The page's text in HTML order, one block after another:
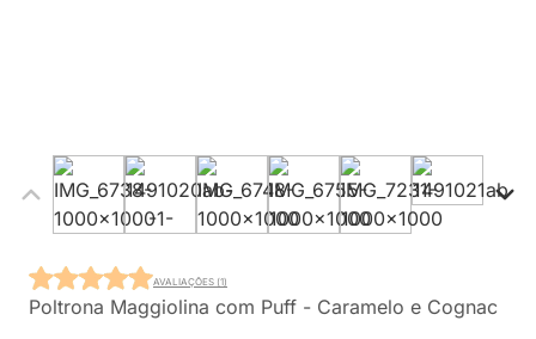
Poltrona Maggiolina com Puff - Caramelo e Cognac
AVALIAÇÕES (1)